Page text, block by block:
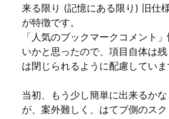
来る限り (記憶にある限り) 旧仕
が特徴です。
「人気のブックマークコメント
いかと思ったので、項目自体は
は閉じられるように配慮していま
当初、もう少し簡単に出来るか
が、案外難しく、はてブ側のス